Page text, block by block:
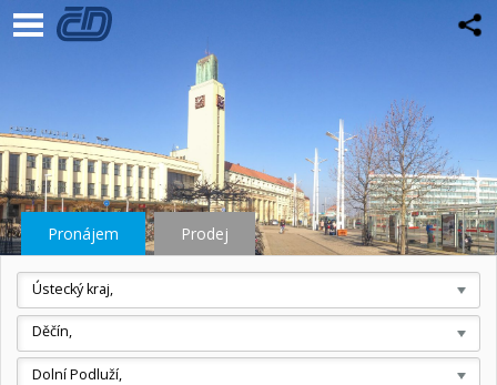
Pronájem Prodej
Ústecký kraj,
Děčín,
Dolní Podluží,